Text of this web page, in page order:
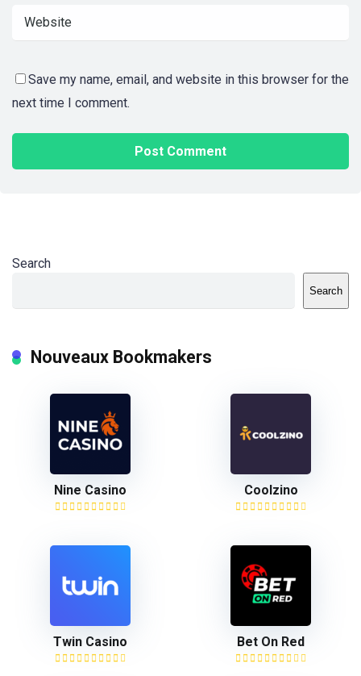
Save my name, email, and website in this browser for the
next time I comment.
Search
Search
Nouveaux Bookmakers
Nine Casino Coolzino
Twin Casino Bet On Red